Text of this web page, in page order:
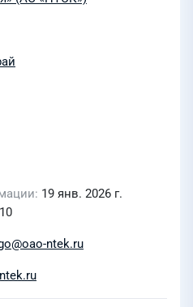
19 янв. 2026 г.
ntek.ru